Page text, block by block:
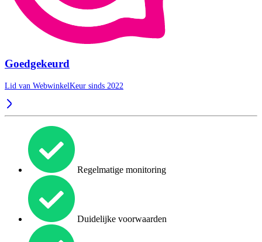
Goedgekeurd
Lid van WebwinkelKeur sinds 2022
Regelmatige monitoring
Duidelijke voorwaarden